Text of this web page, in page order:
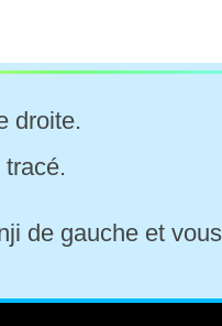
droite.
de gauche et